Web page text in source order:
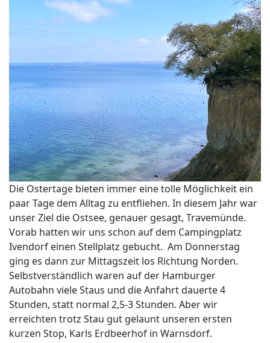
Die Ostertage bieten immer eine tolle Möglichkeit ein
paar Tage dem Alltag zu entfliehen. In diesem Jahr war
unser Ziel die Ostsee, genauer gesagt, Travemünde.
Vorab hatten wir uns schon auf dem Campingplatz
Ivendorf einen Stellplatz gebucht. Am Donnerstag
ging es dann zur Mittagszeit los Richtung Norden.
Selbstverständlich waren auf der Hamburger
Autobahn viele Staus und die Anfahrt dauerte 4
Stunden, statt normal 2,5-3 Stunden. Aber wir
erreichten trotz Stau gut gelaunt unseren ersten
kurzen Stop, Karls Erdbeerhof in Warnsdorf.